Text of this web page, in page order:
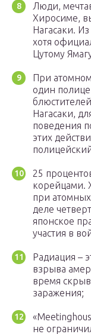
Люди,
Хиросиме,
Нагасаки.
хотя
Цутому
При
один
Нагасаки,
поведения
этих
25
корейцами.
при
деле
японское
участия в
Радиация –
взрыва
время
заражения;
не